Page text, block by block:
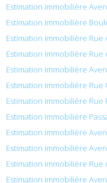
Estimation immobilière
Estimation immobilière
Estimation immobilière
Estimation immobilière
Estimation immobilière
Estimation immobilière
Estimation immobilière Rue
Estimation immobilière
Estimation immobilière
Estimation immobilière
Estimation immobilière
Estimation immobilière